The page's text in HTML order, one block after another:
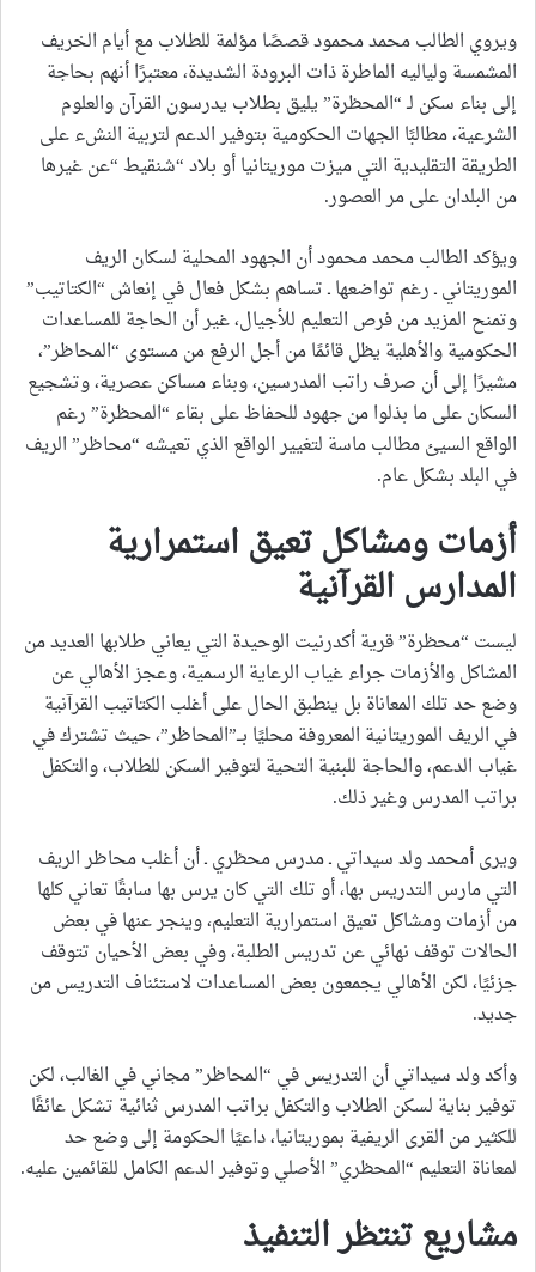
ويروي الطالب محمد محمود قصصًا مؤلمة للطلاب مع أيام الخريف
المشمسة ولياليه الماطرة ذات البرودة الشديدة، معتبرًا أنهم بحاجة
إلى بناء سكن لـ “المحظرة” يليق بطلاب يدرسون القرآن والعلوم
الشرعية، مطالبًا الجهات الحكومية بتوفير الدعم لتربية النشء على
الطريقة التقليدية التي ميزت موريتانيا أو بلاد “شنقيط “عن غيرها
من البلدان على مر العصور.
ويؤكد الطالب محمد محمود أن الجهود المحلية لسكان الريف
الموريتاني ـ رغم تواضعها ـ تساهم بشكل فعال في إنعاش “الكتاتيب”
وتمنح المزيد من فرص التعليم للأجيال، غير أن الحاجة للمساعدات
الحكومية والأهلية يظل قائمًا من أجل الرفع من مستوى “المحاظر”،
مشيرًا إلى أن صرف راتب المدرسين، وبناء مساكن عصرية، وتشجيع
السكان على ما بذلوا من جهود للحفاظ على بقاء “المحظرة” رغم
الواقع السيئ مطالب ماسة لتغيير الواقع الذي تعيشه “محاظر” الريف
في البلد بشكل عام.
أزمات ومشاكل تعيق استمرارية
المدارس القرآنية
ليست “محظرة” قرية أكدرنيت الوحيدة التي يعاني طلابها العديد من
المشاكل والأزمات جراء غياب الرعاية الرسمية، وعجز الأهالي عن
وضع حد تلك المعاناة بل ينطبق الحال على أغلب الكتاتيب القرآنية
في الريف الموريتانية المعروفة محليًا بــ”المحاظر”، حيث تشترك في
غياب الدعم، والحاجة للبنية التحية لتوفير السكن للطلاب، والتكفل
براتب المدرس وغير ذلك.
ويرى أمحمد ولد سيداتي ـ مدرس محظري ـ أن أغلب محاظر الريف
التي مارس التدريس بها، أو تلك التي كان يرس بها سابقًا تعاني كلها
من أزمات ومشاكل تعيق استمرارية التعليم، وينجر عنها في بعض
الحالات توقف نهائي عن تدريس الطلبة، وفي بعض الأحيان تتوقف
جزئيًا، لكن الأهالي يجمعون بعض المساعدات لاستئناف التدريس من
جديد.
وأكد ولد سيداتي أن التدريس في “المحاظر” مجاني في الغالب، لكن
توفير بناية لسكن الطلاب والتكفل براتب المدرس ثنائية تشكل عائقًا
للكثير من القرى الريفية بموريتانيا، داعيًا الحكومة إلى وضع حد
لمعاناة التعليم “المحظري” الأصلي وتوفير الدعم الكامل للقائمين عليه.
مشاريع تنتظر التنفيذ